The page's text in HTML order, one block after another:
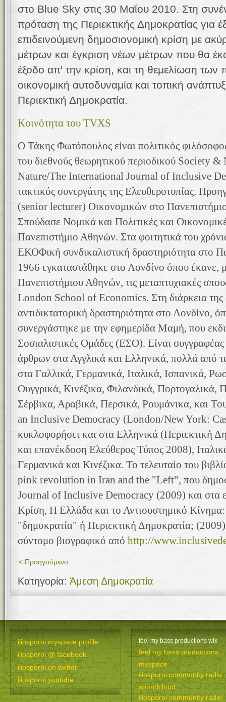
στο Blue Sky στις 30 Μαΐου 2010. Στη
πρόταση της Περιεκτικής Δημοκρατίας για
επιδεινούμενη δημοσιονομική κρίση με
μέτρων και έγκριση νέων μέτρων που θα
έξοδο απ' την κρίση, και τη θεμελίωση των
οικονομική αυτοδυναμία και τοπική
Περιεκτική Δημοκρατία.
Κοινότητα του TVXS
Ο Τάκης Φωτόπουλος είναι πολιτικός
του διεθνούς θεωρητικού περιοδικού Society
Nature/The International Journal of Inclusive
τακτικός συνεργάτης της Ελευθεροτυπίας.
(senior lecturer) Οικονομικών στο
Σπούδασε Νομικά και Πολιτικές και
Πανεπιστήμιο Αθηνών. Στα φοιτητικά του
ΕΚΟΦική συνδικαλιστική δραστηριότητα στο
1966 εγκαταστάθηκε στο Λονδίνο όπου έκανε,
Πανεπιστήμιου Αθηνών, τις μεταπτυχιακές
London School of Economics. Στη διάρκεια της
αντιδικτατορική δραστηριότητα στο Λονδίνο,
συνεργάστηκε με την εφημερίδα Μαμή, που
Σοσιαλιστικές Ομάδες (ΕΣΟ). Είναι
άρθρων στα Αγγλικά και Ελληνικά, πολλά από
στα Γαλλικά, Γερμανικά, Ιταλικά, Ισπανικά,
Ουγγρικά, Κινέζικα, Φιλανδικά, Πορτογαλικά,
Σέρβικα, Αραβικά, Περσικά, Ρουμάνικα, και
an Inclusive Democracy (London/New York:
κυκλοφορήσει και στα Ελληνικά (Περιεκτική
και επανέκδοση Ελεύθερος Τύπος 2008),
Γερμανικά και Κινέζικα. Το τελευταίο του
pink revolution in Iran and the "Left", που
Journal of Inclusive Democracy (2009) και στα
Κρίση, Η Ελλάδα και το Αντισυστημικό
"δημοκρατία" ή Περιεκτική Δημοκρατία;
σύντομο βιογραφικό από http://
< Προηγούμενο
Κατηγορία: Άμεση Δημοκρατία
iliosporoi myspace profile
iliosporoi @ facebook
iliosporoi on twitter
iliosporoi youtube
feel my bass productions wix
feel my bass productions
myspace
iliosporoi community radio
soundcloud
iliosporoi community radio